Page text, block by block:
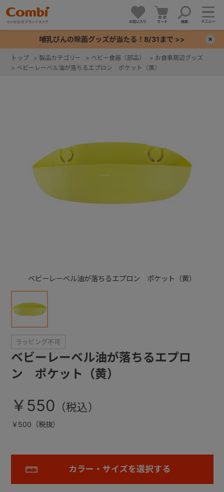
お気に入り カート 検索 メニュー
哺乳びんの除菌グッズが当たる！8/31まで >>
トップ > 製品カテゴリー > ベビー食器（部品） > お食事周辺グッズ
> ベビーレーベル油が落ちるエプロン ポケット（黄）
ベビーレーベル油が落ちるエプロン ポケット（黄）
ベビーレーベル油が落ちるエプロ
ン ポケット（黄）
￥550
￥500（税抜）
カラー・サイズを選択する